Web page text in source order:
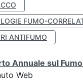
FUMO-
ANTIFUMO
Annuale sul Fumo
Web